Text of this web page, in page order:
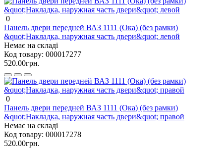
0
Панель двери передней ВАЗ 1111 (Ока) (без рамки)
&quot;Накладка, наружная часть двери&quot; левой
Немає на складі
Код товару: 000017277
520.00грн.
0
Панель двери передней ВАЗ 1111 (Ока) (без рамки)
&quot;Накладка, наружная часть двери&quot; правой
Немає на складі
Код товару: 000017278
520.00грн.